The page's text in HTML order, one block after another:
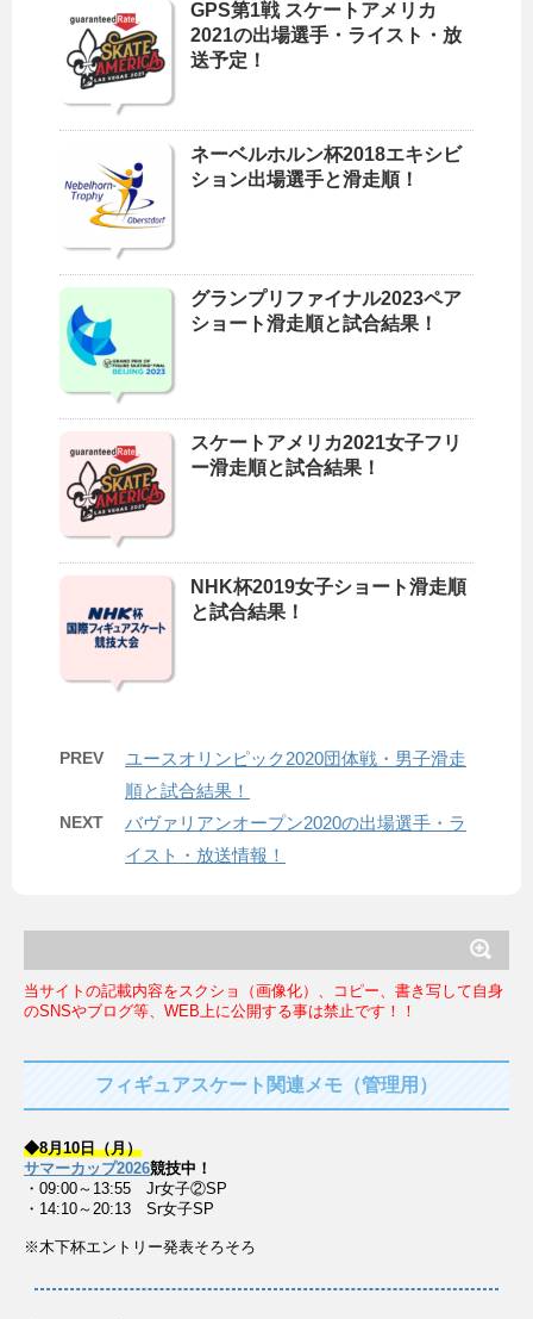
GPS第1戦 スケートアメリカ
2021の出場選手・ライスト・放
送予定！
ネーベルホルン杯2018エキシビ
ション出場選手と滑走順！
グランプリファイナル2023ペア
ショート滑走順と試合結果！
スケートアメリカ2021女子フリ
ー滑走順と試合結果！
NHK杯2019女子ショート滑走順
と試合結果！
PREV
ユースオリンピック2020団体戦・男子滑走
順と試合結果！
NEXT
バヴァリアンオープン2020の出場選手・ラ
イスト・放送情報！
当サイトの記載内容をスクショ（画像化）、コピー、書き写して自身
のSNSやブログ等、WEB上に公開する事は禁止です！！
フィギュアスケート関連メモ（管理用）
◆8月10日（月）
サマーカップ2026競技中！
・09:00～13:55 Jr女子②SP
・14:10～20:13 Sr女子SP
※木下杯エントリー発表そろそろ